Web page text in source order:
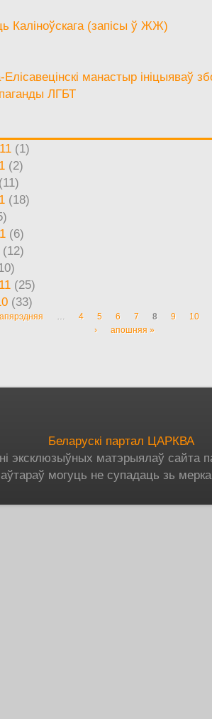
Каліноўскага (запісы ў ЖЖ)
Елісавецінскі манастыр ініцыяваў
ЛГБТ
(1)
(2)
(11)
(18)
(6)
(12)
(25)
(33)
… 4 5 6 7 8 9
10
›
апошняя »
Беларускі партал ЦАРКВА
эксклюзыўных матэрыялаў сайта
могуць не супадаць зь